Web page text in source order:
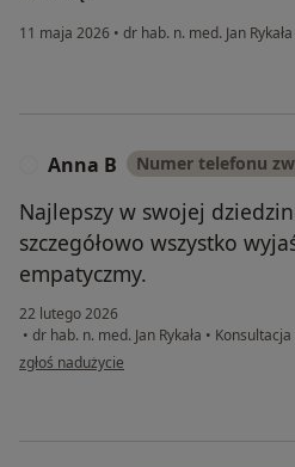
11 maja 2026 • dr hab. n. med. Jan Rykała
Anna B Numer telefonu
Najlepszy w swojej
szczegółowo wszystko
empatyczmy.
22 lutego 2026
• dr hab. n. med. Jan Rykała •
w opinii użytkownika Anna B
zgłoś nadużycie